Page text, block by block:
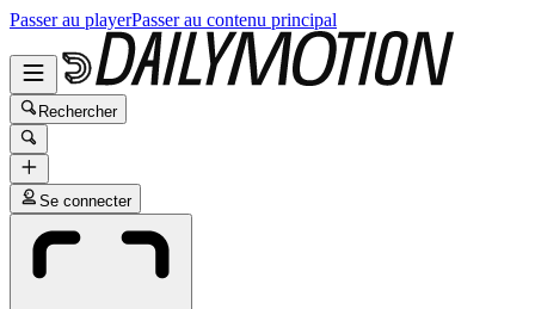
Passer au playerPasser au contenu principal
Rechercher
Se connecter